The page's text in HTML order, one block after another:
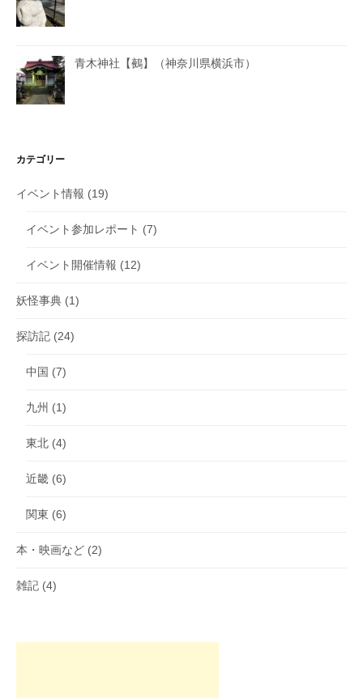
青木神社【鵺】（神奈川県横浜市）
カテゴリー
イベント情報 (19)
イベント参加レポート (7)
イベント開催情報 (12)
妖怪事典 (1)
探訪記 (24)
中国 (7)
九州 (1)
東北 (4)
近畿 (6)
関東 (6)
本・映画など (2)
雑記 (4)